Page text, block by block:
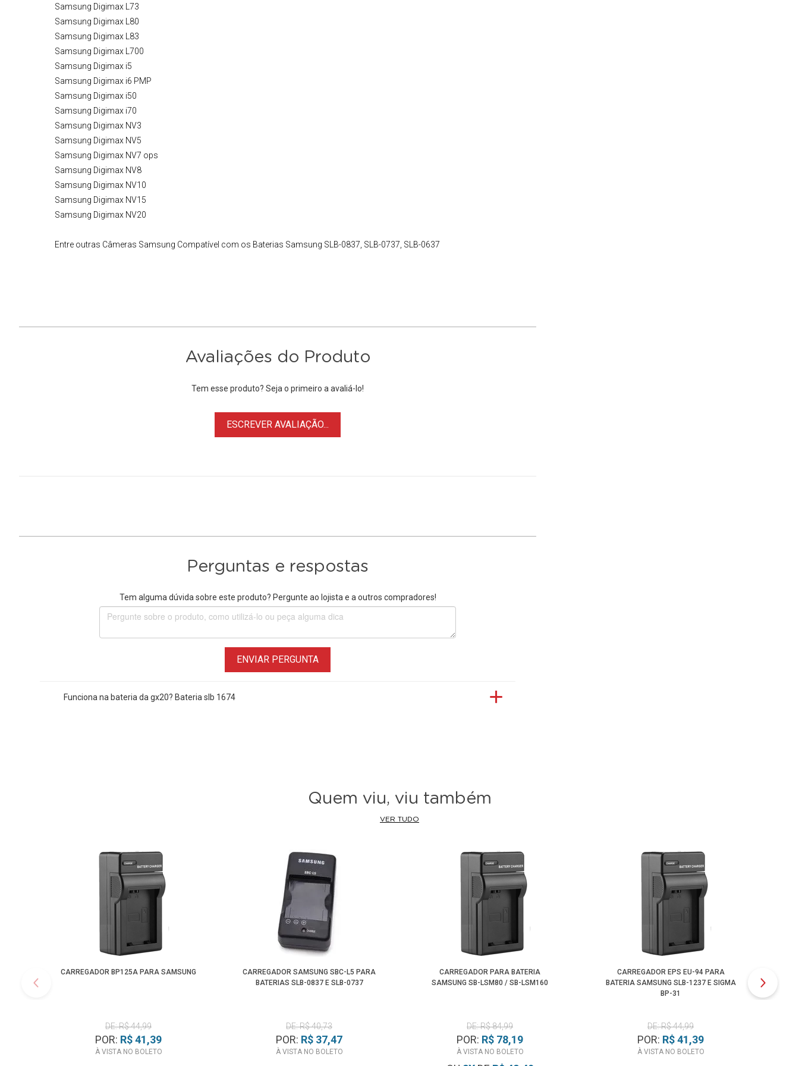
Samsung Digimax L73
Samsung Digimax L80
Samsung Digimax L83
Samsung Digimax L700
Samsung Digimax i5
Samsung Digimax i6 PMP
Samsung Digimax i50
Samsung Digimax i70
Samsung Digimax NV3
Samsung Digimax NV5
Samsung Digimax NV7 ops
Samsung Digimax NV8
Samsung Digimax NV10
Samsung Digimax NV15
Samsung Digimax NV20
Entre outras Câmeras Samsung Compatível com os Baterias Samsung SLB-0837, SLB-0737, SLB-0637
Avaliações do Produto
Tem esse produto? Seja o primeiro a avaliá-lo!
ESCREVER AVALIAÇÃO...
Perguntas e respostas
Tem alguma dúvida sobre este produto? Pergunte ao lojista e a outros compradores!
ENVIAR PERGUNTA
Funciona na bateria da gx20? Bateria slb 1674
Quem viu, viu também
VER TUDO
CARREGADOR BP125A PARA SAMSUNG
DE: R$ 44,99
POR: R$ 41,39
À VISTA NO BOLETO
CARREGADOR SAMSUNG SBC-L5 PARA
BATERIAS SLB-0837 E SLB-0737
DE: R$ 40,73
POR: R$ 37,47
À VISTA NO BOLETO
CARREGADOR PARA BATERIA
SAMSUNG SB-LSM80 / SB-LSM160
DE: R$ 84,99
POR: R$ 78,19
À VISTA NO BOLETO
CARREGADOR EPS EU-94 PARA
BATERIA SAMSUNG SLB-1237 E SIGMA
BP-31
DE: R$ 44,99
POR: R$ 41,39
À VISTA NO BOLETO